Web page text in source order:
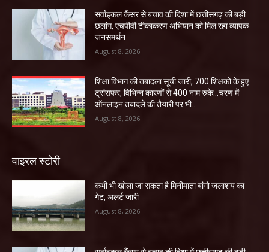
सर्वाइकल कैंसर से बचाव की दिशा में छत्तीसगढ़ की बड़ी
छलांग, एचपीवी टीकाकरण अभियान को मिल रहा व्यापक
जनसमर्थन
August 8, 2026
शिक्षा विभाग की तबादला सूची जारी, 700 शिक्षको के हुए
ट्रांसफर, विभिन्न कारणों से 400 नाम रुके…चरण में
ऑनलाइन तबादले की तैयारी पर भी...
August 8, 2026
वाइरल स्टोरी
कभी भी खोला जा सकता है मिनीमाता बांगो जलाशय का
गेट, अलर्ट जारी
August 8, 2026